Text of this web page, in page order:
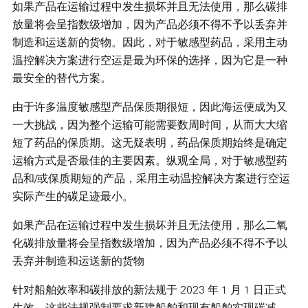
如果产品在运输过程中发生损坏并且无法使用，那么碳排
放量将会呈指数级增加，因为产品必须不得不予以丢弃并
制造和运送新的货物。因此，对于敏感型药品，采用主动
温控解决方案进行空运是最为环保的选择，因为它是一种
最安全的替代方案。
由于许多温度敏感型产品保质期很短，因此海运便成为又
一大挑战，因为整个运输可能需要数周时间，从而大大缩
短了药品的保质期。这无疑表明，药品保质期始终是确定
运输方式是否最佳的主要因素。纵观全局，对于敏感型药
品和/或保质期短的产品，采用主动温控解决方案进行空运
实际产生的碳足迹最小。
如果产品在运输过程中发生损坏并且无法使用，那么二氧
化碳排放量将会呈指数级增加，因为产品必须不得不予以
丢弃并制造和运送新的货物
针对船舶效率和碳排放的新法规于 2023 年 1 月 1 日正式